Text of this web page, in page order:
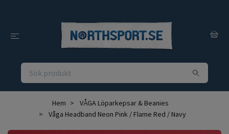
Hem
VÅGA Löparkepsar & Beanies
Våga Headband Neon Pink / Flame Red / Navy